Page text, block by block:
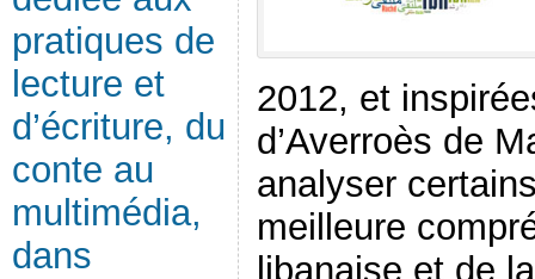
pratiques de
lecture et
d’écriture, du
conte au
multimédia,
dans
2012, et
d’Averroès de
analyser
meilleure
libanaise et de